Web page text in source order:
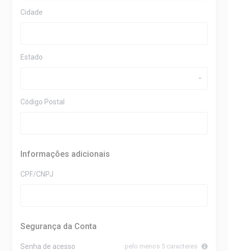
Cidade
Estado
Código Postal
Informações adicionais
CPF/CNPJ
Segurança da Conta
Senha de acesso pelo menos 5 caracteres